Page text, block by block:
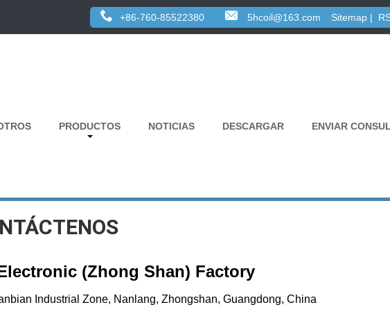
+86-760-85522380 5hcoil@163.com Sitemap |
PRODUCTOS NOTICIAS DESCARGAR ENVIAR
(Zhong Shan) Factory
Industrial Zone, Nanlang, Zhongshan, Guangdong, China